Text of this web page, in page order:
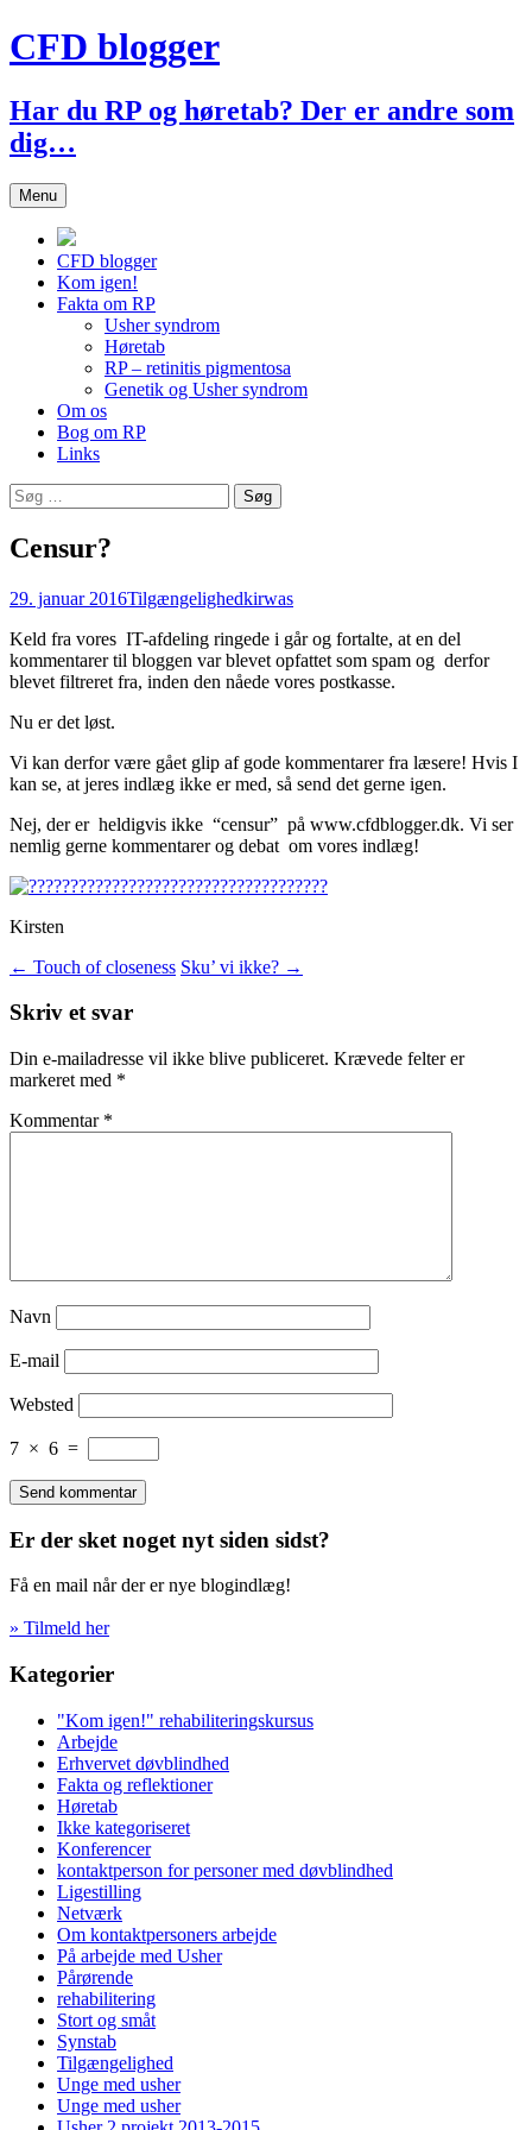
Hop
til
CFD blogger
Har du RP og høretab? Der er andre som
dig…
Menu
CFD blogger
Kom igen!
Fakta om RP
Usher syndrom
Høretab
RP – retinitis pigmentosa
Genetik og Usher syndrom
Om os
Bog om RP
Links
Søg
efter:
Censur?
29. januar 2016Tilgængelighedkirwas
Keld fra vores IT-afdeling ringede i går og fortalte, at en del
kommentarer til bloggen var blevet opfattet som spam og derfor
blevet filtreret fra, inden den nåede vores postkasse.
Nu er det løst.
Vi kan derfor være gået glip af gode kommentarer fra læsere! Hvis I
kan se, at jeres indlæg ikke er med, så send det gerne igen.
Nej, der er heldigvis ikke “censur” på www.cfdblogger.dk. Vi ser
nemlig gerne kommentarer og debat om vores indlæg!
Kirsten
Indlægsnavigation
← Touch of closeness Sku’ vi ikke? →
Skriv et svar
Din e-mailadresse vil ikke blive publiceret. Krævede felter er
markeret med *
Kommentar *
Navn
E-mail
Websted
7 × 6 =
Er der sket noget nyt siden sidst?
Få en mail når der er nye blogindlæg!
» Tilmeld her
Kategorier
"Kom igen!" rehabiliteringskursus
Arbejde
Erhvervet døvblindhed
Fakta og reflektioner
Høretab
Ikke kategoriseret
Konferencer
kontaktperson for personer med døvblindhed
Ligestilling
Netværk
Om kontaktpersoners arbejde
På arbejde med Usher
Pårørende
rehabilitering
Stort og småt
Synstab
Tilgængelighed
Unge med usher
Unge med usher